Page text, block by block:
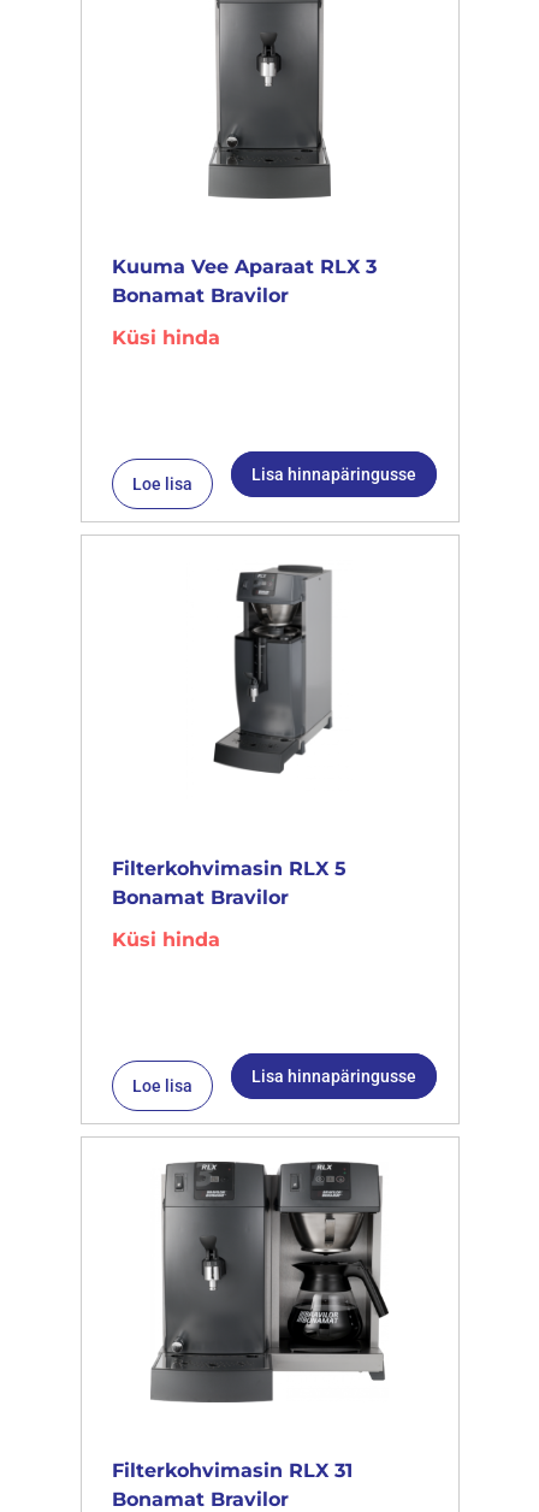
Kuuma Vee Aparaat RLX 3
Bonamat Bravilor
Küsi hinda
Loe lisa Lisa hinnapäringusse
Filterkohvimasin RLX 5
Bonamat Bravilor
Küsi hinda
Loe lisa Lisa hinnapäringusse
Filterkohvimasin RLX 31
Bonamat Bravilor